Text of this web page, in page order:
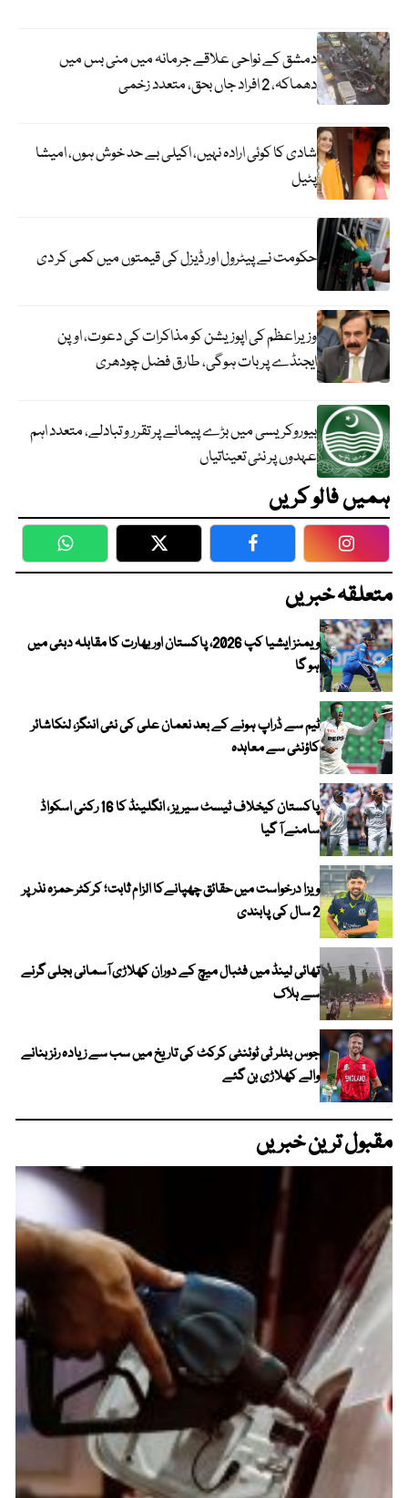
دمشق کے نواحی علاقے جرمانہ میں منی بس میں
دھماکہ، 2 افراد جاں بحق، متعدد زخمی
شادی کا کوئی ارادہ نہیں، اکیلی بے حد خوش ہوں، امیشا
پٹیل
حکومت نے پیٹرول اور ڈیزل کی قیمتوں میں کمی کر دی
وزیراعظم کی اپوزیشن کو مذاکرات کی دعوت، اوپن
ایجنڈے پر بات ہوگی، طارق فضل چودھری
بیوروکریسی میں بڑے پیمانے پر تقرر و تبادلے، متعدد اہم
عہدوں پر نئی تعیناتیاں
ہمیں فالو کریں
WhatsApp Twitter Facebook
متعلقہ خبریں
ویمنز ایشیا کپ 2026، پاکستان اور بھارت کا مقابلہ دبئی میں
ہو گا
ٹیم سے ڈراپ ہونے کے بعد نعمان علی کی نئی اننگز، لنکاشائر
کاؤنٹی سے معاہدہ
پاکستان کیخلاف ٹیسٹ سیریز ، انگلینڈ کا 16 رکنی اسکواڈ
سامنے آ گیا
ویزا درخواست میں حقائق چھپانےکا الزام ثابت؛ کرکٹر حمزہ نذر پر
2 سال کی پابندی
تھائی لینڈ میں فٹبال میچ کے دوران کھلاڑی آسمانی بجلی گرنے
سے ہلاک
جوس بٹلر ٹی ٹوئنٹی کرکٹ کی تاریخ میں سب سے زیادہ رنز بنانے
والے کھلاڑی بن گئے
مقبول ترین خبریں